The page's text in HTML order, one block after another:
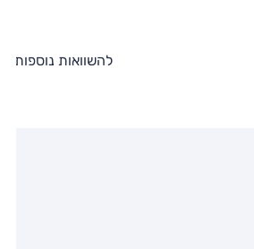
להשוואות נוספות